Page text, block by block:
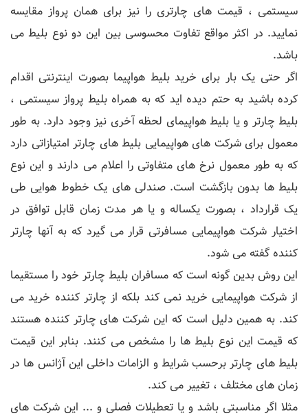
سیستمی ، قیمت های چارتری را نیز برای همان پرواز مقایسه
نمایید. در اکثر مواقع تفاوت محسوسی بین این دو نوع بلیط می
باشد.
اگر حتی یک بار برای خرید بلیط هواپیما بصورت اینترنتی اقدام
کرده باشید به حتم دیده اید که به همراه بلیط پرواز سیستمی ،
بلیط چارتر و یا بلیط هواپیمای لحظه آخری نیز وجود دارد. به طور
معمول برای شرکت های هواپیمایی بلیط های چارتر امتیازاتی دارد
که به طور معمول نرخ های متفاوتی را اعلام می دارند و این نوع
بلیط ها بدون بازگشت است. صندلی های یک خطوط هوایی طی
یک قرارداد ، بصورت یکساله و یا هر مدت زمان قابل توافق در
اختیار شرکت هواپیمایی مسافرتی قرار می گیرد که به آنها چارتر
کننده گفته می شود.
این روش بدین گونه است که مسافران بلیط چارتر خود را مستقیما
از شرکت هواپیمایی خرید نمی کند بلکه از چارتر کننده خرید می
کند. به همین دلیل است که این شرکت های چارتر کننده هستند
که قیمت این نوع بلیط ها را مشخص می کنند. بنابر این قیمت
بلیط های چارتر برحسب شرایط و الزامات داخلی این آژانس ها در
زمان های مختلف ، تغییر می کند.
مثلا اگر مناسبتی باشد و یا تعطیلات فصلی و ... این شرکت های